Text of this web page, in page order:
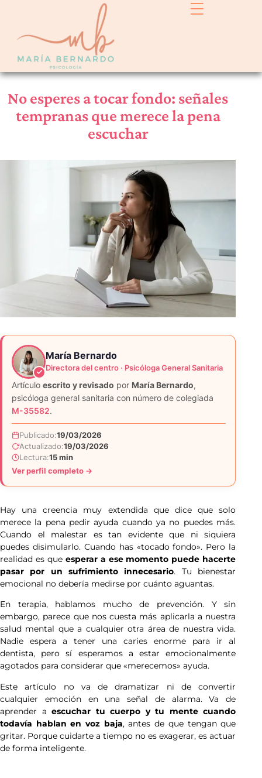
No esperes a tocar fondo: señales
tempranas que merece la pena
escuchar
María Bernardo
Directora del centro · Psicóloga General Sanitaria
Artículo escrito y revisado por María Bernardo,
psicóloga general sanitaria con número de colegiada
M-35582.
Publicado:19/03/2026
Actualizado:19/03/2026
Lectura:15 min
Ver perfil completo →
Hay una creencia muy extendida que dice que solo
merece la pena pedir ayuda cuando ya no puedes más.
Cuando el malestar es tan evidente que ni siquiera
puedes disimularlo. Cuando has «tocado fondo». Pero la
realidad es que esperar a ese momento puede hacerte
pasar por un sufrimiento innecesario. Tu bienestar
emocional no debería medirse por cuánto aguantas.
En terapia, hablamos mucho de prevención. Y sin
embargo, parece que nos cuesta más aplicarla a nuestra
salud mental que a cualquier otra área de nuestra vida.
Nadie espera a tener una caries enorme para ir al
dentista, pero sí esperamos a estar emocionalmente
agotados para considerar que «merecemos» ayuda.
Este artículo no va de dramatizar ni de convertir
cualquier emoción en una señal de alarma. Va de
aprender aescuchar tu cuerpo y tu mente cuando
todavía hablan en voz baja, antes de que tengan que
gritar. Porque cuidarte a tiempo no es exagerar, es actuar
de forma inteligente.